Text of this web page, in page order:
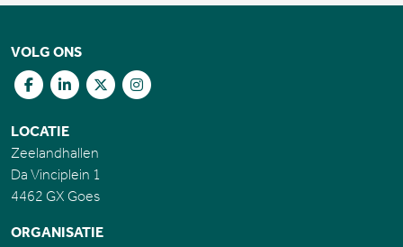
VOLG ONS
LOCATIE
Zeelandhallen
Da Vinciplein 1
4462 GX Goes
ORGANISATIE